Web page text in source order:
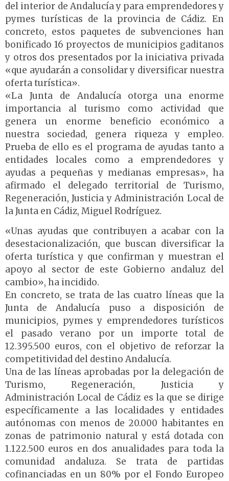
del interior de Andalucía y para emprendedores y
pymes turísticas de la provincia de Cádiz. En
concreto, estos paquetes de subvenciones han
bonificado 16 proyectos de municipios gaditanos
y otros dos presentados por la iniciativa privada
«que ayudarán a consolidar y diversificar nuestra
oferta turística».
«La Junta de Andalucía otorga una enorme
importancia al turismo como actividad que
genera un enorme beneficio económico a
nuestra sociedad, genera riqueza y empleo.
Prueba de ello es el programa de ayudas tanto a
entidades locales como a emprendedores y
ayudas a pequeñas y medianas empresas», ha
afirmado el delegado territorial de Turismo,
Regeneración, Justicia y Administración Local de
la Junta en Cádiz, Miguel Rodríguez.
«Unas ayudas que contribuyen a acabar con la
desestacionalización, que buscan diversificar la
oferta turística y que confirman y muestran el
apoyo al sector de este Gobierno andaluz del
cambio», ha incidido.
En concreto, se trata de las cuatro líneas que la
Junta de Andalucía puso a disposición de
municipios, pymes y emprendedores turísticos
el pasado verano por un importe total de
12.395.500 euros, con el objetivo de reforzar la
competitividad del destino Andalucía.
Una de las líneas aprobadas por la delegación de
Turismo, Regeneración, Justicia y
Administración Local de Cádiz es la que se dirige
específicamente a las localidades y entidades
autónomas con menos de 20.000 habitantes en
zonas de patrimonio natural y está dotada con
1.122.500 euros en dos anualidades para toda la
comunidad andaluza. Se trata de partidas
cofinanciadas en un 80% por el Fondo Europeo